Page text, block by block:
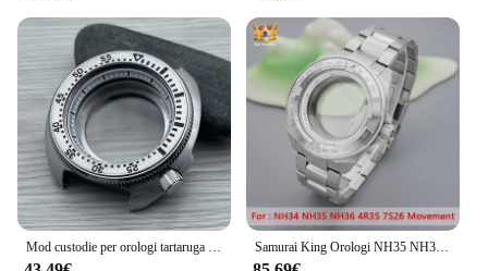
Samurai King Orologi NH35 NH36 Set di custodie e cinturini compatibili con NH35 NH36 4R35 7S26 Movimento con cassa posteriore sigillata in vetro zaffiro